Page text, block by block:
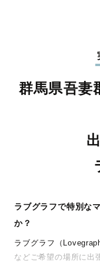
群馬県吾妻
ラブグラフで特別な
か？
ラブグラフ（
などご希望の場所に出